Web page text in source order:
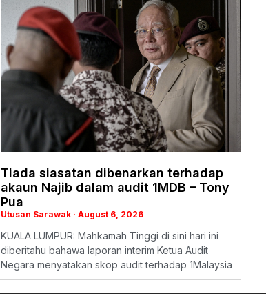
Tiada siasatan dibenarkan terhadap
akaun Najib dalam audit 1MDB – Tony
Pua
Utusan Sarawak August 6, 2026
KUALA LUMPUR: Mahkamah Tinggi di sini hari ini
diberitahu bahawa laporan interim Ketua Audit
Negara menyatakan skop audit terhadap 1Malaysia